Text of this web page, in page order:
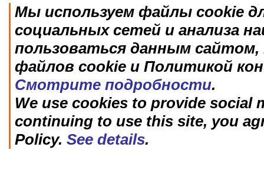
Мы используем файлы cookie
социальных сетей и анализа
пользоваться данным
файлов cookie и Политикой
Смотрите подробности.
We use cookies to provide social
continuing to use this site, you
Policy. See details.